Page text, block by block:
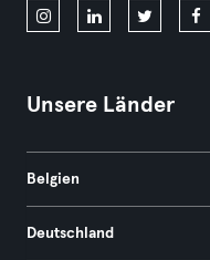
Unsere Länder
Belgien
Deutschland